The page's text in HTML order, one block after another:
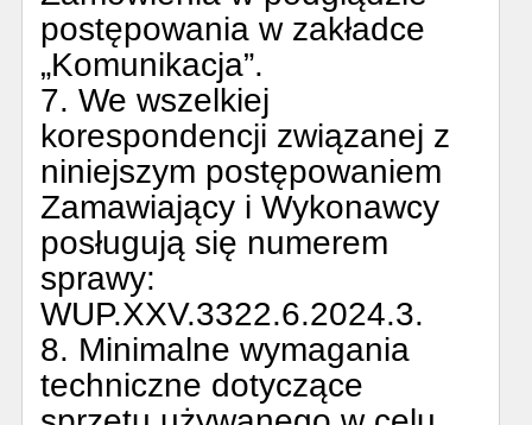
postępowania w zakładce
„Komunikacja”.
7. We wszelkiej
korespondencji związanej z
niniejszym postępowaniem
Zamawiający i Wykonawcy
posługują się numerem
sprawy:
WUP.XXV.3322.6.2024.3.
8. Minimalne wymagania
techniczne dotyczące